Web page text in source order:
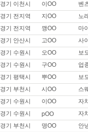
이름 :이OO
희망지역 : 서울 관악구 / 희망
제목 :44사이즈 썰부자 타로리
이름 :안OO
희망지역 : 경기 고양시 / 희망
제목 :안*, 오* 구해봐여 사이즈
이름 :안OO
희망지역 : 경기 고양시 / 희망
제목 :안ㅁ, 오ㅍ 구해봐요
이름 :안OO
희망지역 : 경기 고양시 / 희망
제목 :안녕하세요. 안ㅁ나 오ㅍ
경기 이천시
이OO
벤
경기 전지역
지OO
노
경기 전지역
깽OO
마
경기 안산시
고OO
사
경기 수원시
오OO
보
경기 수원시
구OO
업
경기 평택시
뿌OO
보
경기 부천시
시OO
스
경기 수원시
이OO
자
경기 수원시
pOO
자
경기 부천시
명OO
안